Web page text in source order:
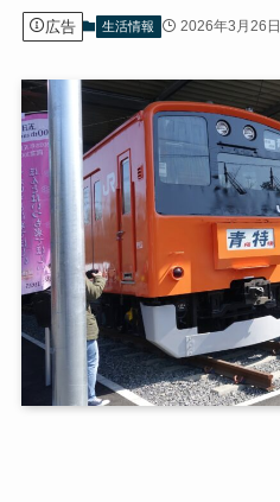
広告 生活情報 2026年3月26日